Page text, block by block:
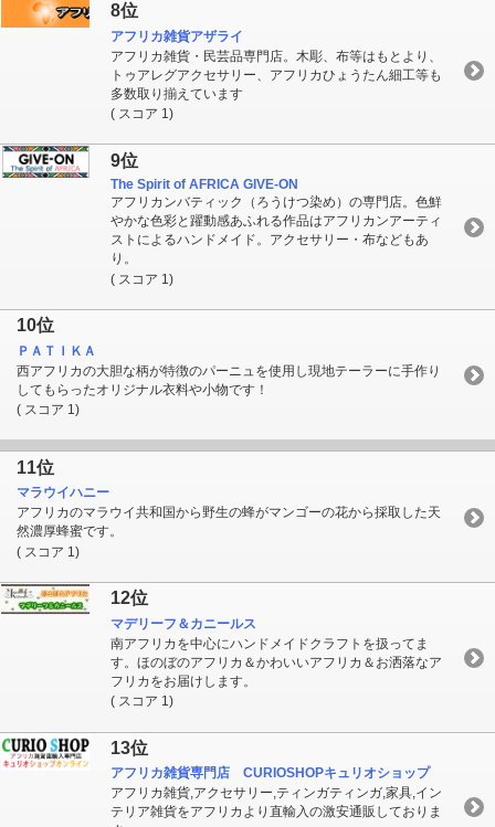
8位
アフリカ雑貨アザライ
アフリカ雑貨・民芸品専門店。木彫、布等はもとより、
トゥアレグアクセサリー、アフリカひょうたん細工等も
多数取り揃えています
( スコア 1)
9位
The Spirit of AFRICA GIVE-ON
アフリカンバティック（ろうけつ染め）の専門店。色鮮
やかな色彩と躍動感あふれる作品はアフリカンアーティ
ストによるハンドメイド。アクセサリー・布などもあ
り。
( スコア 1)
10位
ＰＡＴＩＫＡ
西アフリカの大胆な柄が特徴のパーニュを使用し現地テーラーに手作り
してもらったオリジナル衣料や小物です！
( スコア 1)
11位
マラウイハニー
アフリカのマラウイ共和国から野生の蜂がマンゴーの花から採取した天
然濃厚蜂蜜です。
( スコア 1)
12位
マデリーフ＆カニールス
南アフリカを中心にハンドメイドクラフトを扱ってま
す。ほのぼのアフリカ＆かわいいアフリカ＆お洒落なア
フリカをお届けします。
( スコア 1)
13位
アフリカ雑貨専門店 CURIOSHOPキュリオショップ
アフリカ雑貨,アクセサリー,ティンガティンガ,家具,イン
テリア雑貨をアフリカより直輸入の激安通販しておりま